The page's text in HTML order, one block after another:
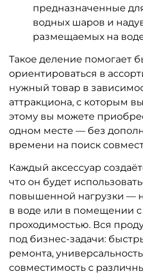
предназначенные
водных шаров и
размещаемых на
Такое деление помогает
ориентироваться в
нужный товар в
аттракциона, с которым
этому вы можете
одном месте — без
времени на поиск
Каждый аксессуар
что он будет
повышенной нагрузки —
в воде или в помещении
проходимостью. Вся
под бизнес-задачи:
ремонта,
совместимость с